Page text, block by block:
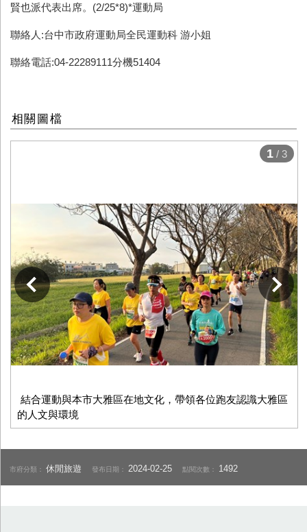
賢也派代表出席。(2/25*8)*運動局
聯絡人:台中市政府運動局全民運動科 游小姐
聯絡電話:04-22289111分機51404
相關圖檔
結合運動與本市大雅區在地文化，帶領各位跑友認識大雅區
的人文與環境
下一張
1 / 3
市府分類：休閒旅遊 發布日期： 2024-02-25 點閱次數： 1492